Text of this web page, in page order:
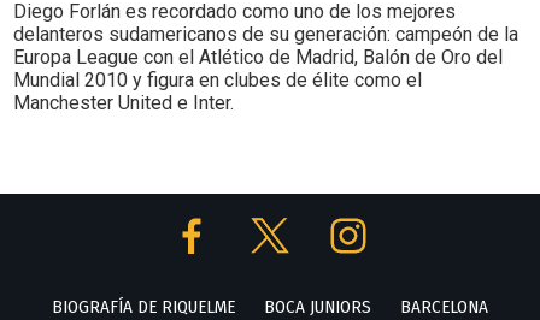
Diego Forlán es recordado como uno de los mejores
delanteros sudamericanos de su generación: campeón de la
Europa League con el Atlético de Madrid, Balón de Oro del
Mundial 2010 y figura en clubes de élite como el
Manchester United e Inter.
BIOGRAFÍA DE RIQUELME BOCA JUNIORS BARCELONA